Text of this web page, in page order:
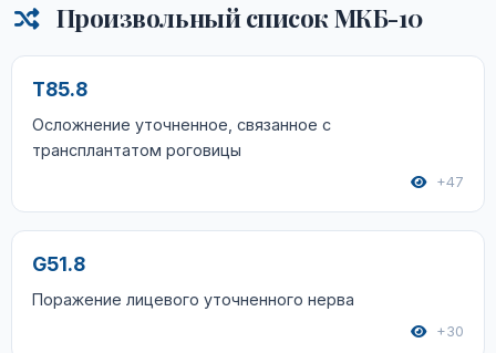
Произвольный список МКБ-10
T85.8
Осложнение уточненное, связанное с
трансплантатом роговицы
+47
G51.8
Поражение лицевого уточненного нерва
+30